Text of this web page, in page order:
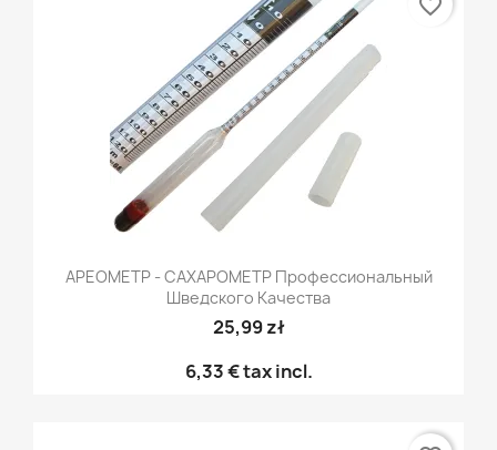
АРЕОМЕТР - САХАРОМЕТР Профессиональный
Шведского Качества
25,99 zł
6,33 €tax incl.